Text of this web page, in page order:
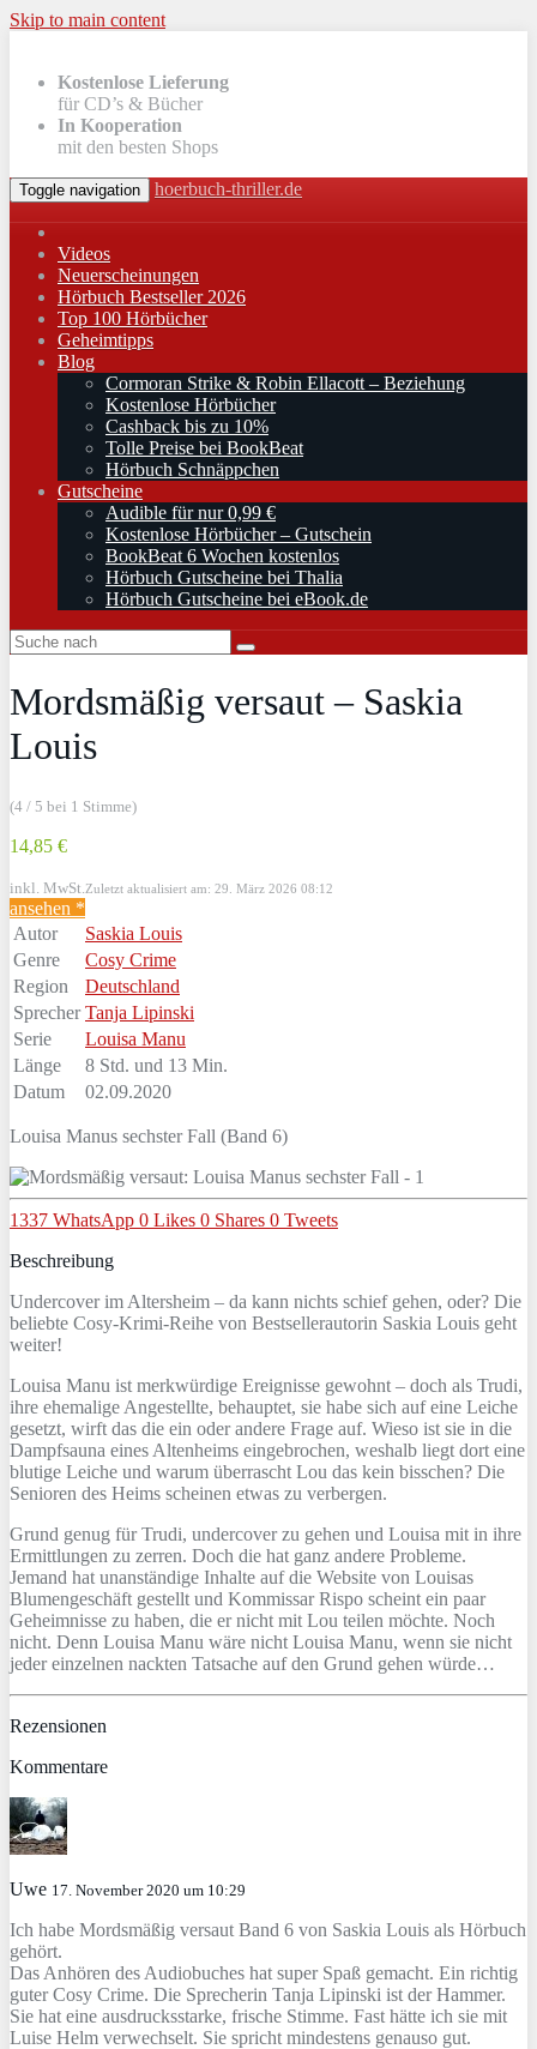
Skip to main content
Kostenlose Lieferung
für CD’s & Bücher
In Kooperation
mit den besten Shops
Toggle navigation hoerbuch-thriller.de
Videos
Neuerscheinungen
Hörbuch Bestseller 2026
Top 100 Hörbücher
Geheimtipps
Blog
Cormoran Strike & Robin Ellacott – Beziehung
Kostenlose Hörbücher
Cashback bis zu 10%
Tolle Preise bei BookBeat
Hörbuch Schnäppchen
Gutscheine
Audible für nur 0,99 €
Kostenlose Hörbücher – Gutschein
BookBeat 6 Wochen kostenlos
Hörbuch Gutscheine bei Thalia
Hörbuch Gutscheine bei eBook.de
Mordsmäßig versaut – Saskia
Louis
(4 / 5 bei 1 Stimme)
14,85 €
inkl. MwSt. Zuletzt aktualisiert am: 29. März 2026 08:12
ansehen *
Autor
Saskia Louis
Genre
Cosy Crime
Region
Deutschland
Sprecher Tanja Lipinski
Serie
Louisa Manu
Länge
8 Std. und 13 Min.
Datum
02.09.2020
Louisa Manus sechster Fall (Band 6)
1337 WhatsApp 0 Likes 0 Shares 0 Tweets
Beschreibung
Undercover im Altersheim – da kann nichts schief gehen, oder? Die
beliebte Cosy-Krimi-Reihe von Bestsellerautorin Saskia Louis geht
weiter!
Louisa Manu ist merkwürdige Ereignisse gewohnt – doch als Trudi,
ihre ehemalige Angestellte, behauptet, sie habe sich auf eine Leiche
gesetzt, wirft das die ein oder andere Frage auf. Wieso ist sie in die
Dampfsauna eines Altenheims eingebrochen, weshalb liegt dort eine
blutige Leiche und warum überrascht Lou das kein bisschen? Die
Senioren des Heims scheinen etwas zu verbergen.
Grund genug für Trudi, undercover zu gehen und Louisa mit in ihre
Ermittlungen zu zerren. Doch die hat ganz andere Probleme.
Jemand hat unanständige Inhalte auf die Website von Louisas
Blumengeschäft gestellt und Kommissar Rispo scheint ein paar
Geheimnisse zu haben, die er nicht mit Lou teilen möchte. Noch
nicht. Denn Louisa Manu wäre nicht Louisa Manu, wenn sie nicht
jeder einzelnen nackten Tatsache auf den Grund gehen würde…
Rezensionen
Kommentare
Uwe 17. November 2020 um 10:29
Ich habe Mordsmäßig versaut Band 6 von Saskia Louis als Hörbuch
gehört.
Das Anhören des Audiobuches hat super Spaß gemacht. Ein richtig
guter Cosy Crime. Die Sprecherin Tanja Lipinski ist der Hammer.
Sie hat eine ausdrucksstarke, frische Stimme. Fast hätte ich sie mit
Luise Helm verwechselt. Sie spricht mindestens genauso gut.